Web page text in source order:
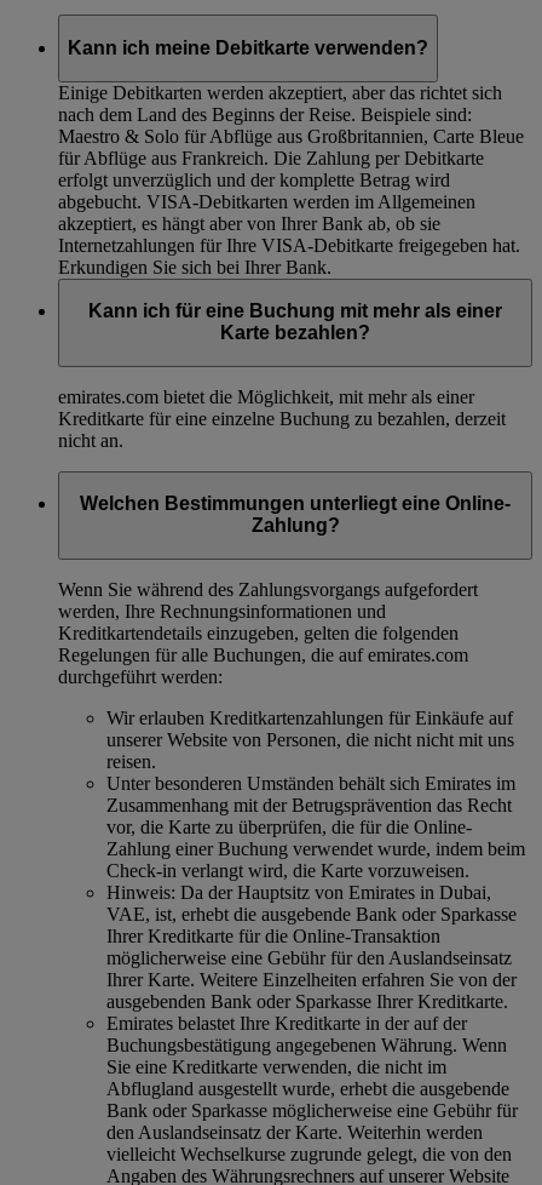
Kann ich meine Debitkarte verwenden?
Einige Debitkarten werden akzeptiert, aber das richtet sich
nach dem Land des Beginns der Reise. Beispiele sind:
Maestro & Solo für Abflüge aus Großbritannien, Carte Bleue
für Abflüge aus Frankreich. Die Zahlung per Debitkarte
erfolgt unverzüglich und der komplette Betrag wird
abgebucht. VISA-Debitkarten werden im Allgemeinen
akzeptiert, es hängt aber von Ihrer Bank ab, ob sie
Internetzahlungen für Ihre VISA-Debitkarte freigegeben hat.
Erkundigen Sie sich bei Ihrer Bank.
Kann ich für eine Buchung mit mehr als einer
Karte bezahlen?
emirates.com bietet die Möglichkeit, mit mehr als einer
Kreditkarte für eine einzelne Buchung zu bezahlen, derzeit
nicht an.
Welchen Bestimmungen unterliegt eine Online-
Zahlung?
Wenn Sie während des Zahlungsvorgangs aufgefordert
werden, Ihre Rechnungsinformationen und
Kreditkartendetails einzugeben, gelten die folgenden
Regelungen für alle Buchungen, die auf emirates.com
durchgeführt werden:
Wir erlauben Kreditkartenzahlungen für Einkäufe auf
unserer Website von Personen, die nicht nicht mit uns
reisen.
Unter besonderen Umständen behält sich Emirates im
Zusammenhang mit der Betrugsprävention das Recht
vor, die Karte zu überprüfen, die für die Online-
Zahlung einer Buchung verwendet wurde, indem beim
Check-in verlangt wird, die Karte vorzuweisen.
Hinweis: Da der Hauptsitz von Emirates in Dubai,
VAE, ist, erhebt die ausgebende Bank oder Sparkasse
Ihrer Kreditkarte für die Online-Transaktion
möglicherweise eine Gebühr für den Auslandseinsatz
Ihrer Karte. Weitere Einzelheiten erfahren Sie von der
ausgebenden Bank oder Sparkasse Ihrer Kreditkarte.
Emirates belastet Ihre Kreditkarte in der auf der
Buchungsbestätigung angegebenen Währung. Wenn
Sie eine Kreditkarte verwenden, die nicht im
Abflugland ausgestellt wurde, erhebt die ausgebende
Bank oder Sparkasse möglicherweise eine Gebühr für
den Auslandseinsatz der Karte. Weiterhin werden
vielleicht Wechselkurse zugrunde gelegt, die von den
Angaben des Währungsrechners auf unserer Website